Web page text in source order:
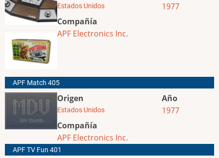
Estados Unidos
Compañía
APF Electronics Inc.
1977
APF Match 405
Origen
Estados Unidos
Compañía
APF Electronics Inc.
Año
1977
APF TV Fun 401